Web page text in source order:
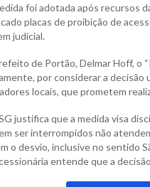
foi adotada após recursos
placas de proibição de
judicial.
de Portão, Delmar Hoff, o
por considerar a
locais, que prometem
justifica que a medida visa
ser interrompidos não
o desvio, inclusive no sentido
entende que a